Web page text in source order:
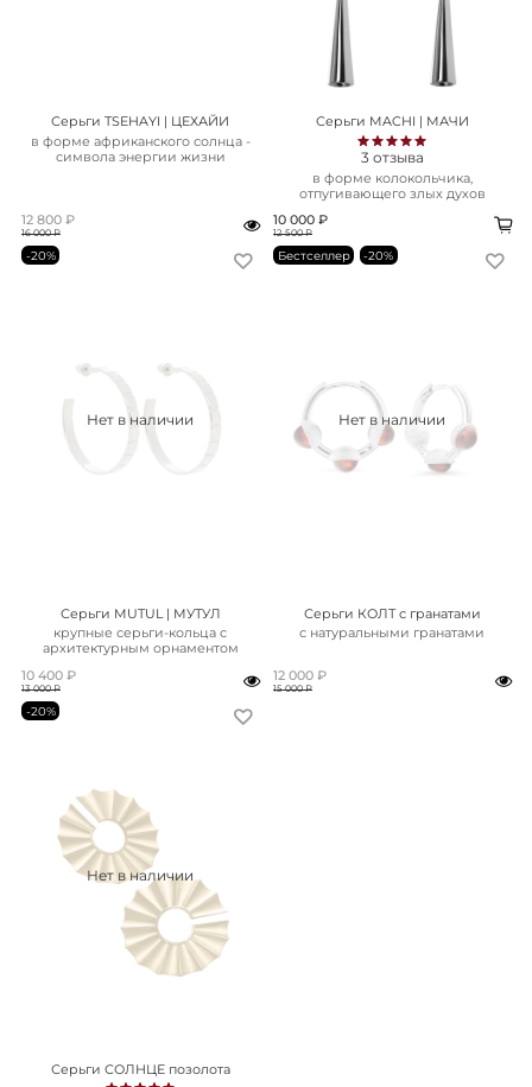
Серьги TSEHAYI | ЦЕХАЙИ
в форме африканского солнца -
символа энергии жизни
12 800 ₽
16 000 ₽
Серьги MACHI | МАЧИ
3 отзыва
в форме колокольчика,
отпугивающего злых духов
10 000 ₽
12 500 ₽
Нет в наличии
-20%
Серьги MUTUL | МУТУЛ
крупные серьги-кольца с
архитектурным орнаментом
10 400 ₽
13 000 ₽
Нет в наличии
Бестселлер -20%
Серьги КОЛТ с гранатами
с натуральными гранатами
12 000 ₽
15 000 ₽
Нет в наличии
-20%
Серьги СОЛНЦЕ позолота